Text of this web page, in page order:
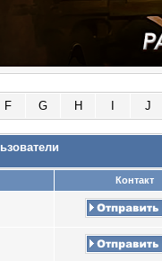
F G H J
Контакт